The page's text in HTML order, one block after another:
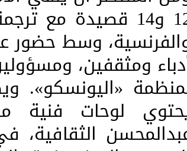
12 و14 قصيدة مع
ومثقفين،
«اليونسكو».
لوحات فنية